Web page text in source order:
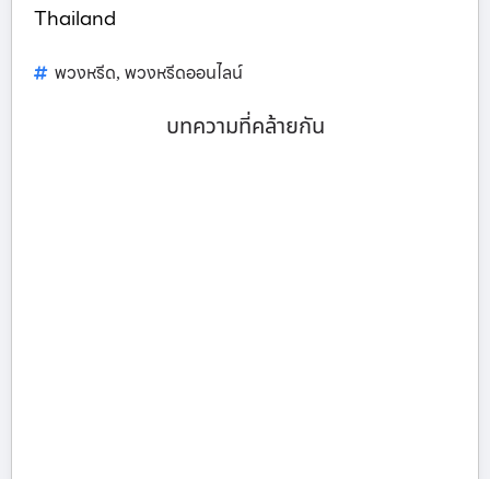
Thailand
พวงหรีด, พวงหรีดออนไลน์
บทความที่คล้ายกัน